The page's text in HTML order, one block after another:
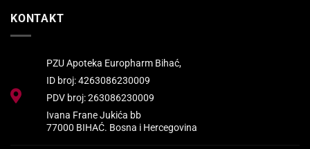
KONTAKT
PZU Apoteka Europharm Bihać,
ID broj: 4263086230009
PDV broj: 263086230009
Ivana Frane Jukića bb
77000 BIHAĆ. Bosna i Hercegovina